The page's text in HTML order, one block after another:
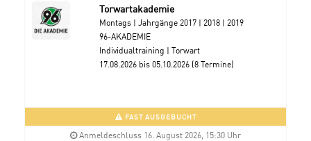
Torwartakademie
Montags | Jahrgänge 2017 | 2018 | 2019
96-AKADEMIE
Individualtraining | Torwart
17.08.2026 bis 05.10.2026 (8 Termine)
FAST AUSGEBUCHT
Anmeldeschluss 16. August 2026, 15:30 Uhr